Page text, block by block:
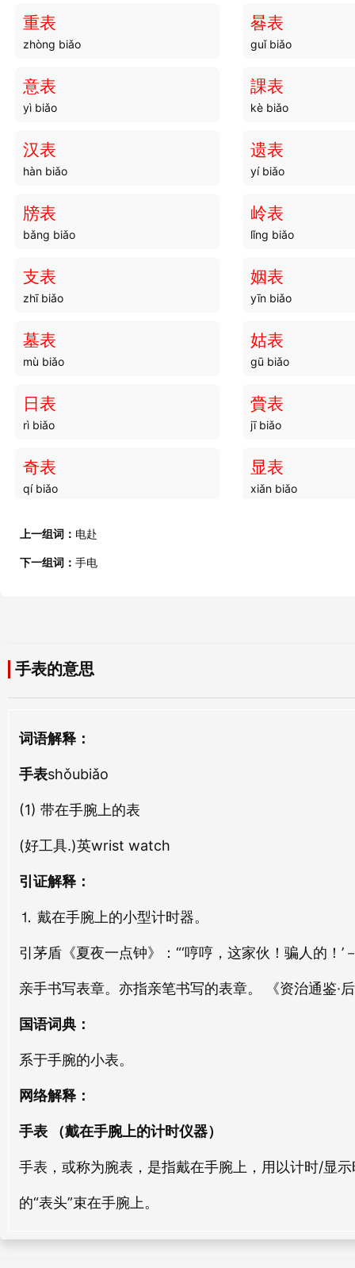
手拳 手轮
手上 手簿
手语 手示
手创 手法
手印 手鱼
手电 手线
手功 手刺
手挽 手握
手摹
手眼
shǒu yǎn
手平
shǒu píng
手表
手册
shǒu cè
手杻
shǒu chǒu
shǒu xì
手命
shǒu mìng
手夹
手镐
重表
zhòng biǎo
晷表
guǐ biǎo
意表
yì biǎo
課表
kè biǎo
汉表
hàn biǎo
遗表
yí biǎo
牓表
bǎng biǎo
岭表
lǐng biǎo
支表
zhī biǎo
姻表
yīn biǎo
墓表
mù biǎo
姑表
gū biǎo
日表
rì biǎo
賫表
jī biǎo
奇表
qí biǎo
显表
xiǎn biǎo
刘表
旦表
dàn biǎo
niú biǎo
呈表
chéng biǎo
相表
方表
kàng biǎo chén biǎo
fān biǎo
德表
dé biǎo
扬表 飞表
上一组词： 电赴
下一组词： 手电
手表的意思
词语解释：
手表shǒubiǎo
(1) 带在手腕上的表
(好工具.)英wrist watch
引证解释：
⒈ 戴在手腕上的小型计时器。
引茅盾《夏夜一点钟》：“‘哼哼，这家伙！骗人的！
亲手书写表章。亦指亲笔书写的表章。 《资治通鉴·
国语词典：
系于手腕的小表。
网络解释：
手表 （戴在手腕上的计时仪器）
手表，或称为腕表，是指戴在手腕上，用以计时/显
的“表头”束在手腕上。